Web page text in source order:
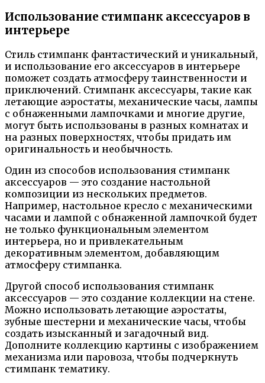
Использование стимпанк аксессуаров в
интерьере
Стиль стимпанк фантастический и уникальный,
и использование его аксессуаров в интерьере
поможет создать атмосферу таинственности и
приключений. Стимпанк аксессуары, такие как
летающие аэростаты, механические часы, лампы
с обнаженными лампочками и многие другие,
могут быть использованы в разных комнатах и
на разных поверхностях, чтобы придать им
оригинальность и необычность.
Один из способов использования стимпанк
аксессуаров — это создание настольной
композиции из нескольких предметов.
Например, настольное кресло с механическими
часами и лампой с обнаженной лампочкой будет
не только функциональным элементом
интерьера, но и привлекательным
декоративным элементом, добавляющим
атмосферу стимпанка.
Другой способ использования стимпанк
аксессуаров — это создание коллекции на стене.
Можно использовать летающие аэростаты,
зубные шестерни и механические часы, чтобы
создать изысканный и загадочный вид.
Дополните коллекцию картины с изображением
механизма или паровоза, чтобы подчеркнуть
стимпанк тематику.